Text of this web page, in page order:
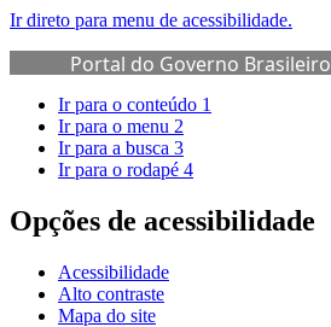
Ir direto para menu de acessibilidade.
Portal do Governo Brasileiro
de Governo
Ir para o conteúdo 1
Ir para o menu 2
Ir para a busca 3
Ir para o rodapé 4
Opções de acessibilidade
Acessibilidade
Alto contraste
Mapa do site